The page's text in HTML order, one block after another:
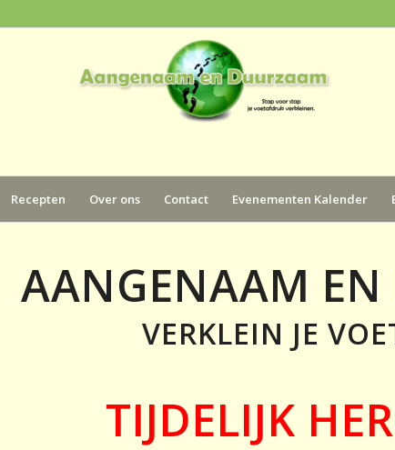
Recepten Over ons Contact Evenementen Kalender
AANGENAAM
VERKLEIN JE
TIJDELIJK